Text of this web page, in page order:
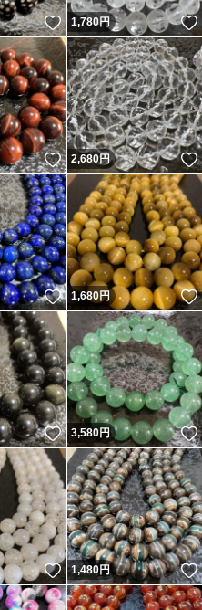
いいね！
1,780円
いいね！
2,680円
いいね！
1,680円
いいね！
3,580円
いいね！
1,480円